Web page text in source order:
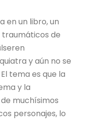
en un libro, un
traumáticos de
y aún no se
tema es que la
y la
muchísimos
personajes, lo